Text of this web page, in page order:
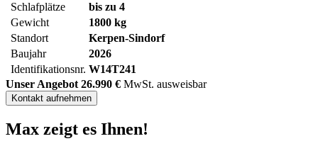
Schlafplätze
bis zu 4
Gewicht
1800 kg
Standort
Kerpen-Sindorf
Baujahr
2026
Identifikationsnr. W14T241
Unser Angebot 26.990 € MwSt. ausweisbar
Kontakt aufnehmen
Max zeigt es Ihnen!